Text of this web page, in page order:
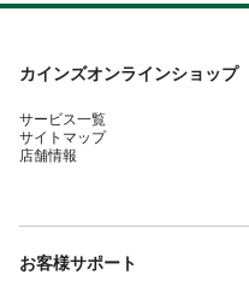
カインズオンラインショップ
サービス一覧
サイトマップ
店舗情報
お客様サポート